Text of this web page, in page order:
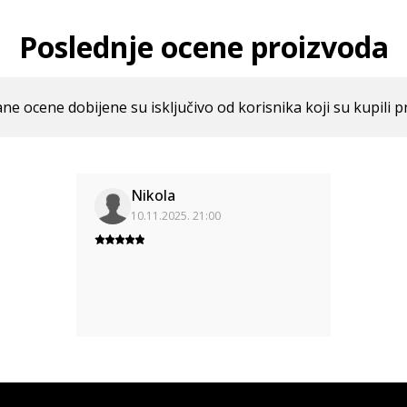
Poslednje ocene proizvoda
ocene dobijene su isključivo od korisnika koji su kupili
Nikola
10.11.2025. 21:00